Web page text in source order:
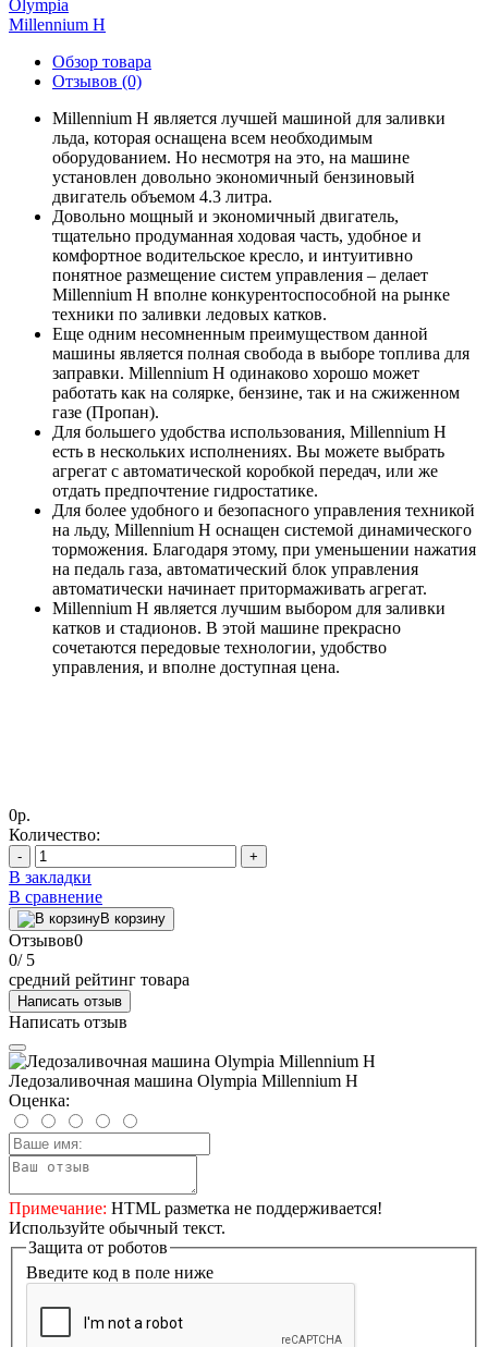
Обзор товара
Отзывов (0)
Millennium H является лучшей машиной для заливки
льда, которая оснащена всем необходимым
оборудованием. Но несмотря на это, на машине
установлен довольно экономичный бензиновый
двигатель объемом 4.3 литра.
Довольно мощный и экономичный двигатель,
тщательно продуманная ходовая часть, удобное и
комфортное водительское кресло, и интуитивно
понятное размещение систем управления – делает
Millennium H вполне конкурентоспособной на рынке
техники по заливки ледовых катков.
Еще одним несомненным преимуществом данной
машины является полная свобода в выборе топлива для
заправки. Millennium H одинаково хорошо может
работать как на солярке, бензине, так и на сжиженном
газе (Пропан).
Для большего удобства использования, Millennium H
есть в нескольких исполнениях. Вы можете выбрать
агрегат с автоматической коробкой передач, или же
отдать предпочтение гидростатике.
Для более удобного и безопасного управления техникой
на льду, Millennium H оснащен системой динамического
торможения. Благодаря этому, при уменьшении нажатия
на педаль газа, автоматический блок управления
автоматически начинает притормаживать агрегат.
Millennium H является лучшим выбором для заливки
катков и стадионов. В этой машине прекрасно
сочетаются передовые технологии, удобство
управления, и вполне доступная цена.
0р.
Количество:
- +
В закладки
В сравнение
В корзину
Отзывов0
0/ 5
средний рейтинг товара
Написать отзыв
Написать отзыв
Ледозаливочная машина Olympia Millennium H
Оценка:
Примечание: HTML разметка не поддерживается!
Используйте обычный текст.
Защита от роботов
Введите код в поле ниже